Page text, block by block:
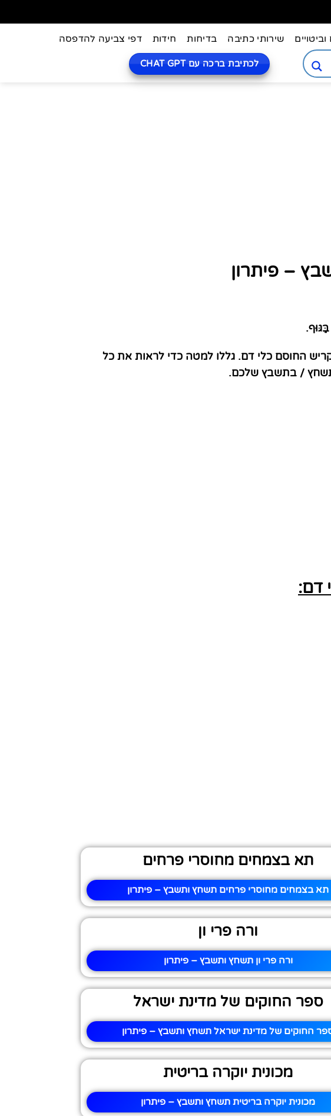
וביטויים שירותי כתיבה בדיחות חידות דפי צביעה להדפסה
לכתיבת ברכה עם CHAT GPT
– פיתרון
החוסם כלי דם. גללו למטה כדי לראות את כל
/ בתשבץ שלכם.
דם:
תא בצמחים מחוסרי פרחים
תא בצמחים מחוסרי פרחים תשחץ ותשבץ – פיתרון
ורה פרי ון
ורה פרי ון תשחץ ותשבץ – פיתרון
ספר החוקים של מדינת ישראל
החוקים של מדינת ישראל תשחץ ותשבץ – פיתרון
מכונית יוקרה בריטית
מכונית יוקרה בריטית תשחץ ותשבץ – פיתרון